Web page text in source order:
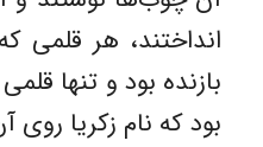
انداختند، هر قلمی
بازنده بود و تنها
بود که نام زکریا